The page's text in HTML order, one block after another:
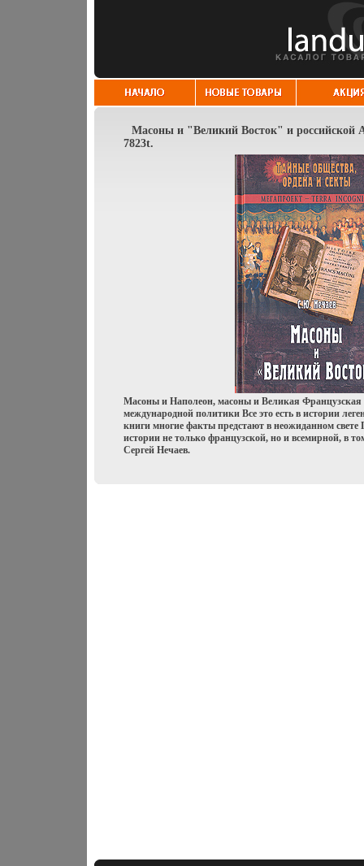
Масоны и "Великий Восток" и российской
7823t.
Масоны и Наполеон, масоны и Великая
международной политики Все это есть в истории
книги многие факты предстают в неожиданном свете
истории не только французской, но и всемирной, в
Сергей Нечаев.